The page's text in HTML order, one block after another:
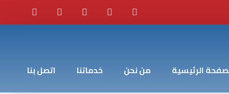
الرئيسية من نحن خدماتنا اتصل بنا